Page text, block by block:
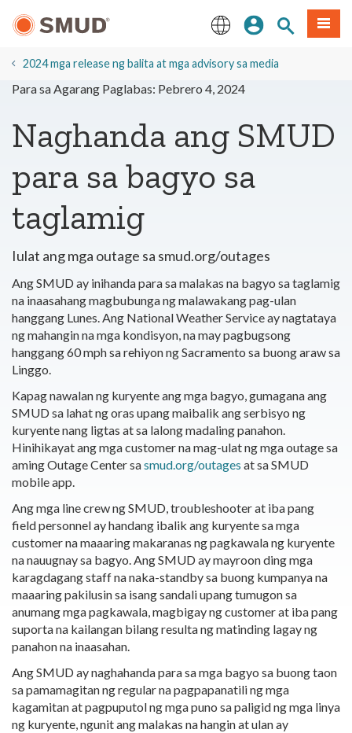
Nilalaman
Mag-sign InMenu
2024 mga release ng balita at mga advisory sa media
Para sa Agarang Paglabas: Pebrero 4, 2024
Naghanda ang SMUD
para sa bagyo sa
taglamig
Iulat ang mga outage sa smud.org/outages
Ang SMUD ay inihanda para sa malakas na bagyo sa taglamig
na inaasahang magbubunga ng malawakang pag-ulan
hanggang Lunes. Ang National Weather Service ay nagtataya
ng mahangin na mga kondisyon, na may pagbugsong
hanggang 60 mph sa rehiyon ng Sacramento sa buong araw sa
Linggo.
Kapag nawalan ng kuryente ang mga bagyo, gumagana ang
SMUD sa lahat ng oras upang maibalik ang serbisyo ng
kuryente nang ligtas at sa lalong madaling panahon.
Hinihikayat ang mga customer na mag-ulat ng mga outage sa
aming Outage Center sasmud.org/outages at sa SMUD
mobile app.
Ang mga line crew ng SMUD, troubleshooter at iba pang
field personnel ay handang ibalik ang kuryente sa mga
customer na maaaring makaranas ng pagkawala ng kuryente
na nauugnay sa bagyo. Ang SMUD ay mayroon ding mga
karagdagang staff na naka-standby sa buong kumpanya na
maaaring pakilusin sa isang sandali upang tumugon sa
anumang mga pagkawala, magbigay ng customer at iba pang
suporta na kailangan bilang resulta ng matinding lagay ng
panahon na inaasahan.
Ang SMUD ay naghahanda para sa mga bagyo sa buong taon
sa pamamagitan ng regular na pagpapanatili ng mga
kagamitan at pagpuputol ng mga puno sa paligid ng mga linya
ng kuryente, ngunit ang malakas na hangin at ulan ay